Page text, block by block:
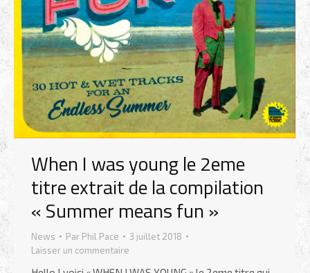
When I was young le 2eme
titre extrait de la compilation
« Summer means fun »
News Par Phil Pace
3 juillet 2018
Laisser un commentaire